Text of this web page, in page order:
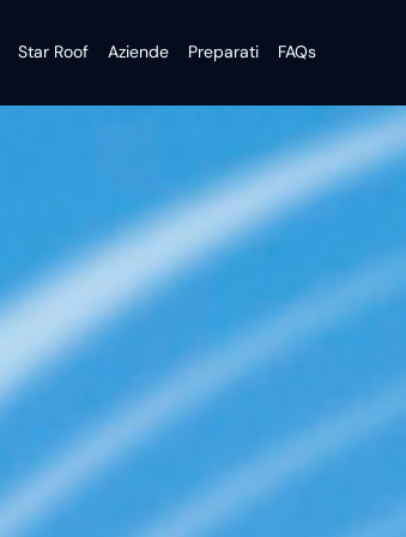
Star Roof Aziende Preparati FAQs